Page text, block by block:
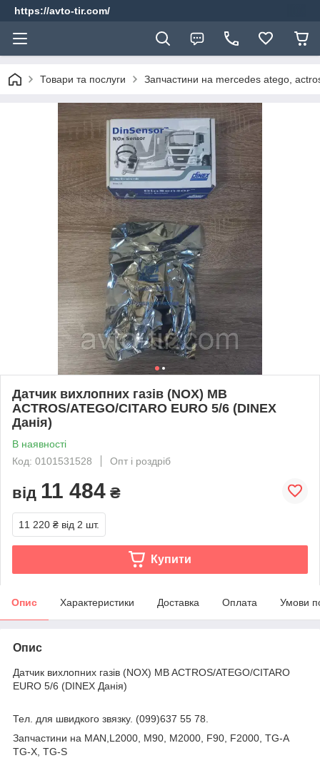
https://avto-tir.com/
Товари та послуги Запчастини на mercedes atego,
Датчик вихлопних газів (NOX) MB
ACTROS/ATEGO/CITARO EURO 5/6 (DINEX
Данія)
В наявності
Код: 0101531528
Опт і роздріб
від 11 484 ₴
11 220 ₴ від 2 шт.
Купити
Опис Характеристики Доставка Оплата Умови
Опис
Датчик вихлопних газів (NOX) MB ACTROS/ATEGO/CITARO
EURO 5/6 (DINEX Данія)
Тел. для швидкого звязку. (099)637 55 78.
Запчастини на MAN,L2000, M90, M2000, F90, F2000, TG-A
TG-X, TG-S